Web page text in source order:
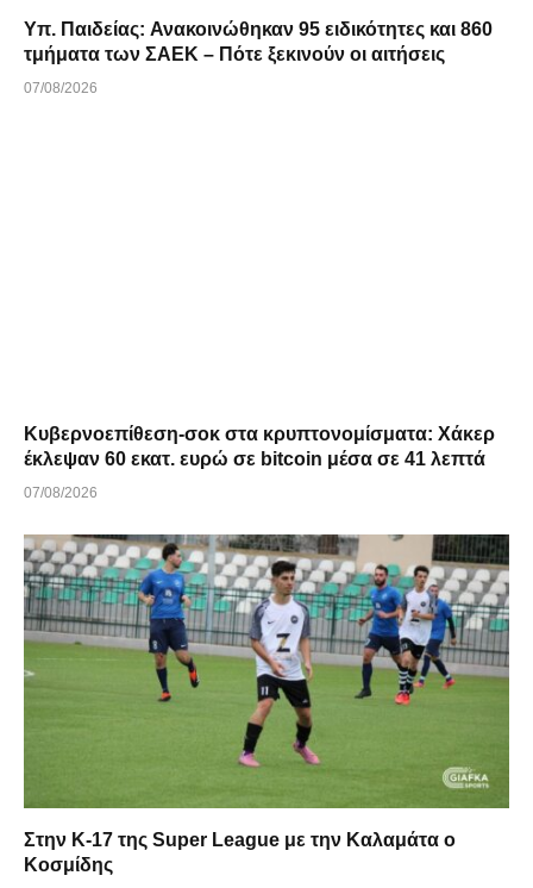
Υπ. Παιδείας: Ανακοινώθηκαν 95 ειδικότητες και 860
τμήματα των ΣΑΕΚ – Πότε ξεκινούν οι αιτήσεις
07/08/2026
Κυβερνοεπίθεση-σοκ στα κρυπτονομίσματα: Χάκερ
έκλεψαν 60 εκατ. ευρώ σε bitcoin μέσα σε 41 λεπτά
07/08/2026
Στην Κ-17 της Super League με την Καλαμάτα ο
Κοσμίδης